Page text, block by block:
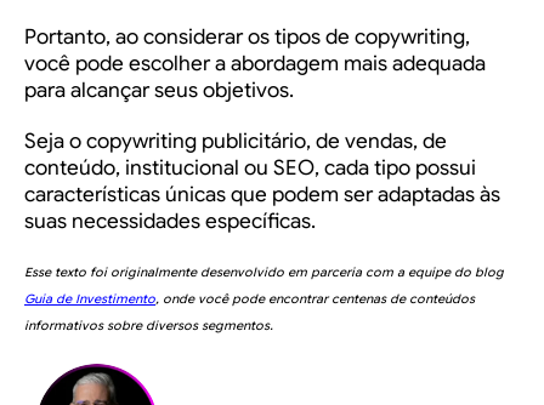
Portanto, ao considerar os tipos de copywriting,
você pode escolher a abordagem mais adequada
para alcançar seus objetivos.
Seja o copywriting publicitário, de vendas, de
conteúdo, institucional ou SEO, cada tipo possui
características únicas que podem ser adaptadas às
suas necessidades específicas.
Esse texto foi originalmente desenvolvido em parceria com a equipe do blog
Guia de Investimento, onde você pode encontrar centenas de conteúdos
informativos sobre diversos segmentos.